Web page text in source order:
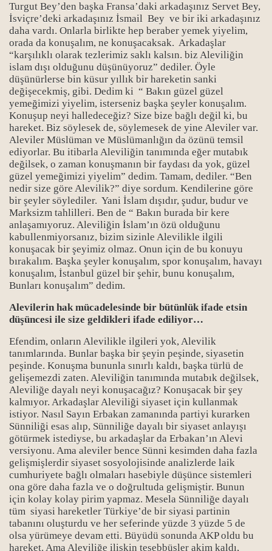
Turgut Bey’den başka Fransa’daki arkadaşınız Servet Bey,
İsviçre’deki arkadaşınız İsmail Bey ve bir iki arkadaşınız
daha vardı. Onlarla birlikte hep beraber yemek yiyelim,
orada da konuşalım, ne konuşacaksak. Arkadaşlar
“karşılıklı olarak tezlerimiz saklı kalsın. biz Aleviliğin
islam dışı olduğunu düşünüyoruz” dediler. Öyle
düşünürlerse bin küsur yıllık bir hareketin sanki
değişecekmiş, gibi. Dedim ki “ Bakın güzel güzel
yemeğimizi yiyelim, isterseniz başka şeyler konuşalım.
Konuşup neyi halledeceğiz? Size bize bağlı değil ki, bu
hareket. Biz söylesek de, söylemesek de yine Aleviler var.
Aleviler Müslüman ve Müslümanlığın da özünü temsil
ediyorlar. Bu itibarla Aleviliğin tanımında eğer mutabık
değilsek, o zaman konuşmanın bir faydası da yok, güzel
güzel yemeğimizi yiyelim” dedim. Tamam, dediler. “Ben
nedir size göre Alevilik?” diye sordum. Kendilerine göre
bir şeyler söylediler. Yani İslam dışıdır, şudur, budur ve
Marksizm tahlilleri. Ben de “ Bakın burada bir kere
anlaşamıyoruz. Aleviliğin İslam’ın özü olduğunu
kabullenmiyorsanız, bizim sizinle Alevilikle ilgili
konuşacak bir şeyimiz olmaz. Onun için de bu konuyu
bırakalım. Başka şeyler konuşalım, spor konuşalım, havayı
konuşalım, İstanbul güzel bir şehir, bunu konuşalım,
Bunları konuşalım” dedim.
Alevilerin hak mücadelesinde bir bütünlük ifade etsin
düşüncesi ile size geldikleri ifade ediliyor…
Efendim, onların Alevilikle ilgileri yok, Alevilik
tanımlarında. Bunlar başka bir şeyin peşinde, siyasetin
peşinde. Konuşma bununla sınırlı kaldı, başka türlü de
gelişemezdi zaten. Aleviliğin tanımında mutabık değilsek,
Aleviliğe dayalı neyi konuşacağız? Konuşacak bir şey
kalmıyor. Arkadaşlar Aleviliği siyaset için kullanmak
istiyor. Nasıl Sayın Erbakan zamanında partiyi kurarken
Sünniliği esas alıp, Sünniliğe dayalı bir siyaset anlayışı
götürmek istediyse, bu arkadaşlar da Erbakan’ın Alevi
versiyonu. Ama aleviler bence Sünni kesimden daha fazla
gelişmişlerdir siyaset sosyolojisinde analizlerde laik
cumhuriyete bağlı olmaları hasebiyle düşünce sistemleri
ona göre daha fazla ve o doğrultuda gelişmiştir. Bunun
için kolay kolay pirim yapmaz. Mesela Sünniliğe dayalı
tüm siyasi hareketler Türkiye’de bir siyasi partinin
tabanını oluşturdu ve her seferinde yüzde 3 yüzde 5 de
olsa yürümeye devam etti. Büyüdü sonunda AKP oldu bu
hareket. Ama Aleviliğe ilişkin teşebbüsler akim kaldı,